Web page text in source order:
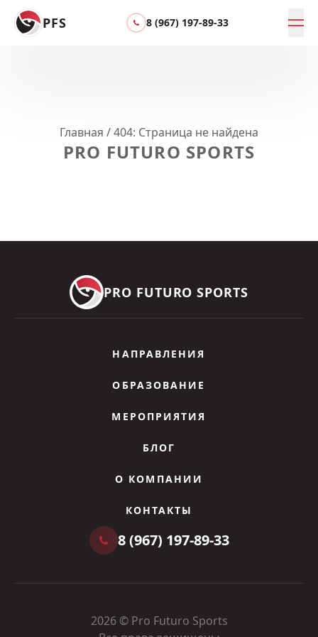
PFS 8 (967) 197-89-33
Главная /404: Страница не найдена
PRO FUTURO SPORTS
PRO FUTURO SPORTS
НАПРАВЛЕНИЯ
ОБРАЗОВАНИЕ
МЕРОПРИЯТИЯ
БЛОГ
О КОМПАНИИ
КОНТАКТЫ
8 (967) 197-89-33
2026 © Pro Futuro Sports